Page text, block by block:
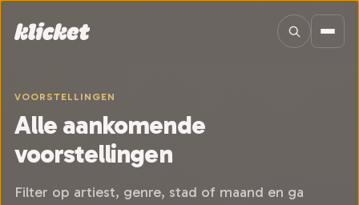
VOORSTELLINGEN
Alle aankomende
voorstellingen
Filter op artiest, genre, stad of maand en ga